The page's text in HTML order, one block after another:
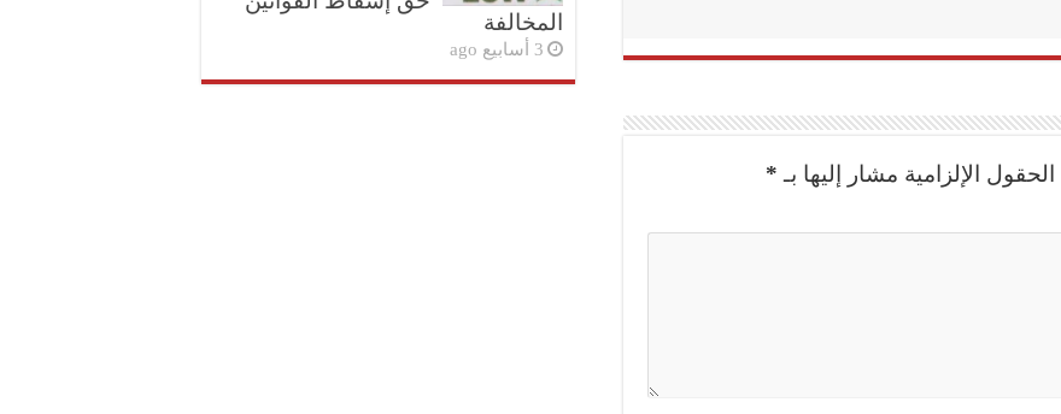
الحقول الإلزامية مشار إليها بـ *
المخالفة
3 أسابيع ago